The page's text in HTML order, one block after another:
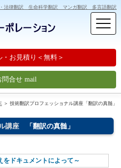
・お見積り＜無料＞
問合せ mail
法律翻訳 生命科学翻訳 マンガ翻訳 多言語翻訳
＞ 技術翻訳プロフェッショナル講座「翻訳の真髄」
講座「翻訳の真髄」
をドキュメントによって～